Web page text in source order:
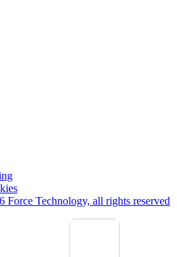
Technology, all rights reserved